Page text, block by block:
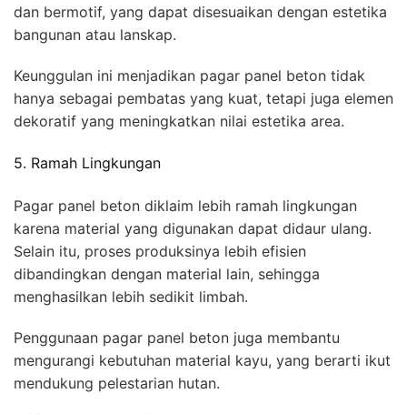
dan bermotif, yang dapat disesuaikan dengan estetika
bangunan atau lanskap.
Keunggulan ini menjadikan pagar panel beton tidak
hanya sebagai pembatas yang kuat, tetapi juga elemen
dekoratif yang meningkatkan nilai estetika area.
5. Ramah Lingkungan
Pagar panel beton diklaim lebih ramah lingkungan
karena material yang digunakan dapat didaur ulang.
Selain itu, proses produksinya lebih efisien
dibandingkan dengan material lain, sehingga
menghasilkan lebih sedikit limbah.
Penggunaan pagar panel beton juga membantu
mengurangi kebutuhan material kayu, yang berarti ikut
mendukung pelestarian hutan.